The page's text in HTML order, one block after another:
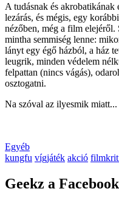
A tudásnak és akrobatikának
lezárás, és mégis, egy
nézőben, még a film elejéről.
mintha semmiség lenne:
lányt egy égő házból, a ház
leugrik, minden védelem
felpattan (nincs vágás),
osztogatni.
Na szóval az ilyesmik
Egyéb
kungfu vígjáték akció
Geekz a